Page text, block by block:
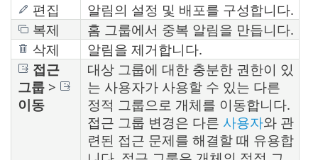
편집
알림의 설정 및 배포를 구성합니다.
복제
홈 그룹에서 중복 알림을 만듭니다.
삭제
알림을 제거합니다.
접근
그룹 >
이동
대상 그룹에 대한 충분한 권한이 있
는 사용자가 사용할 수 있는 다른
정적 그룹으로 개체를 이동합니다.
접근 그룹 변경은 다른 사용자와 관
련된 접근 문제를 해결할 때 유용합